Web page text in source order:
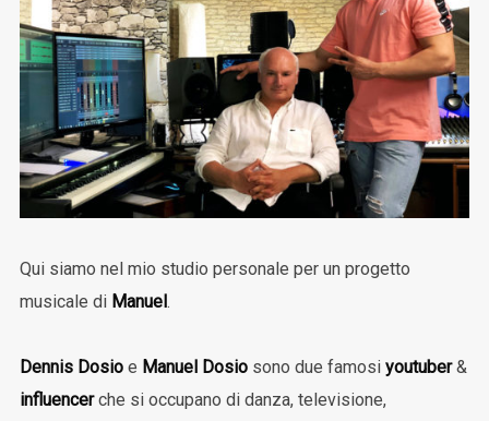
Qui siamo nel mio studio personale per un progetto
musicale di Manuel.
Dennis Dosioe Manuel Dosiosono due famosi youtuber&
influencerche si occupano di danza, televisione,